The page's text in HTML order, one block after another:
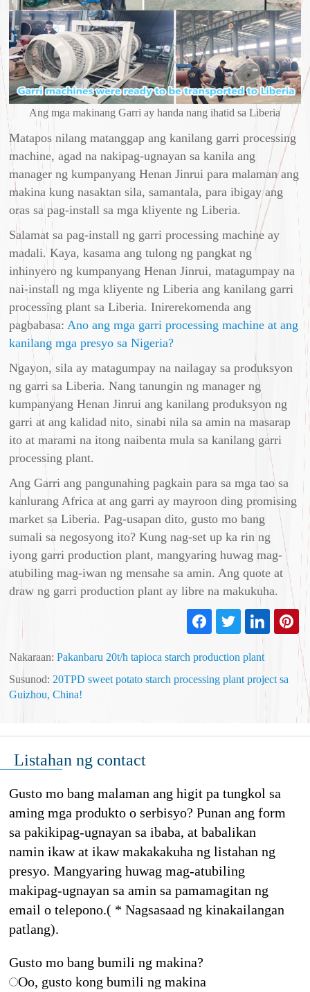
Ang mga makinang Garri ay handa nang ihatid sa Liberia
Matapos nilang matanggap ang kanilang garri processing
machine, agad na nakipag-ugnayan sa kanila ang
manager ng kumpanyang Henan Jinrui para malaman ang
makina kung nasaktan sila, samantala, para ibigay ang
oras sa pag-install sa mga kliyente ng Liberia.
Salamat sa pag-install ng garri processing machine ay
madali. Kaya, kasama ang tulong ng pangkat ng
inhinyero ng kumpanyang Henan Jinrui, matagumpay na
nai-install ng mga kliyente ng Liberia ang kanilang garri
processing plant sa Liberia. Inirerekomenda ang
pagbabasa: Ano ang mga garri processing machine at ang
kanilang mga presyo sa Nigeria?
Ngayon, sila ay matagumpay na nailagay sa produksyon
ng garri sa Liberia. Nang tanungin ng manager ng
kumpanyang Henan Jinrui ang kanilang produksyon ng
garri at ang kalidad nito, sinabi nila sa amin na masarap
ito at marami na itong naibenta mula sa kanilang garri
processing plant.
Ang Garri ang pangunahing pagkain para sa mga tao sa
kanlurang Africa at ang garri ay mayroon ding promising
market sa Liberia. Pag-usapan dito, gusto mo bang
sumali sa negosyong ito? Kung nag-set up ka rin ng
iyong garri production plant, mangyaring huwag mag-
atubiling mag-iwan ng mensahe sa amin. Ang quote at
draw ng garri production plant ay libre na makukuha.
Nakaraan:Pakanbaru 20t/h tapioca starch production plant
Susunod: 20TPD sweet potato starch processing plant project sa
Guizhou, China!
Listahan ng contact
Gusto mo bang malaman ang higit pa tungkol sa
aming mga produkto o serbisyo? Punan ang form
sa pakikipag-ugnayan sa ibaba, at babalikan
namin ikaw at ikaw makakakuha ng listahan ng
presyo. Mangyaring huwag mag-atubiling
makipag-ugnayan sa amin sa pamamagitan ng
email o telepono.( * Nagsasaad ng kinakailangan
patlang).
Gusto mo bang bumili ng makina?
Oo, gusto kong bumili ng makina